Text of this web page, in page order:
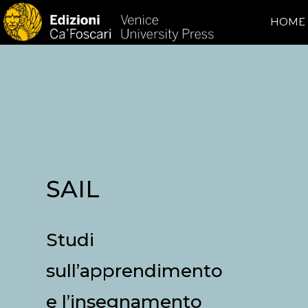
HOME
SAIL
Studi
sull’apprendimento
e l’insegnamento